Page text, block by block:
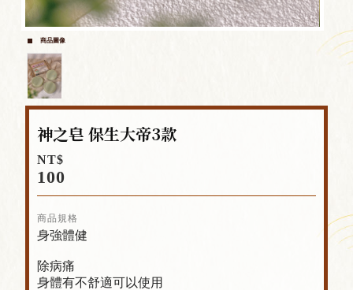
商品圖像
神之皂 保生大帝3款
NT$
100
商品規格
身強體健
除病痛
身體有不舒適可以使用